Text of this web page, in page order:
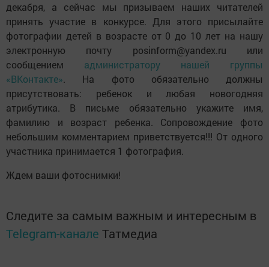
декабря, а сейчас мы призываем наших читателей
принять участие в конкурсе. Для этого присылайте
фотографии детей в возрасте от 0 до 10 лет на нашу
электронную почту posinform@yandex.ru или
сообщением администратору нашей группы
«ВКонтакте». На фото обязательно должны
присутствовать: ребенок и любая новогодняя
атрибутика. В письме обязательно укажите имя,
фамилию и возраст ребенка. Сопровождение фото
небольшим комментарием приветствуется!!! От одного
участника принимается 1 фотография.
Ждем ваши фотоснимки!
Следите за самым важным и интересным в
Telegram-канале Татмедиа